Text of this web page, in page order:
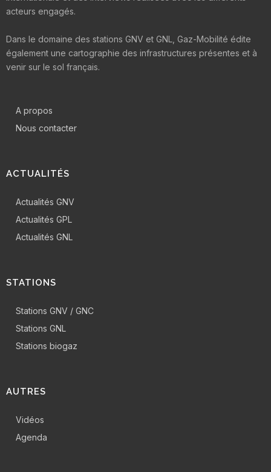
acteurs engagés.
Dans le domaine des stations GNV et GNL, Gaz-Mobilité édite
également une cartographie des infrastructures présentes et à
venir sur le sol français.
A propos
Nous contacter
ACTUALITÉS
Actualités GNV
Actualités GPL
Actualités GNL
STATIONS
Stations GNV / GNC
Stations GNL
Stations biogaz
AUTRES
Vidéos
Agenda